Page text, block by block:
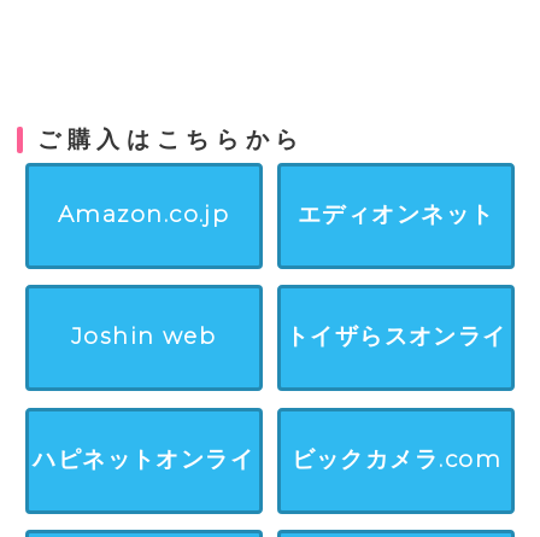
ご購入はこちらから
Amazon.co.jp エディオンネット
Joshin web トイザらスオンライ
ハピネットオンライ
ビックカメラ.com